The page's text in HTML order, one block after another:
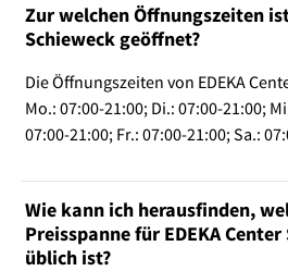
Zur welchen Öffnungszeiten
Schieweck geöffnet?
Die Öffnungszeiten von EDEKA
Mo.: 07:00-21:00; Di.: 07:00-21:00;
07:00-21:00; Fr.: 07:00-21:00; Sa.:
Wie kann ich herausfinden,
Preisspanne für EDEKA
üblich ist?